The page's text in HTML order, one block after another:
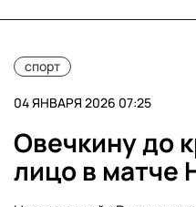
спорт
04 ЯНВАРЯ 2026 07:25
Овечкину до
лицо в матче